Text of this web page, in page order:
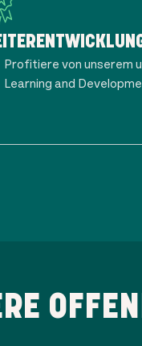
Profitiere von unserem
Learning and